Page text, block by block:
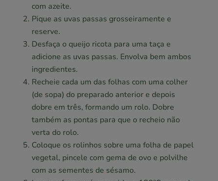
com azeite.
Pique as uvas passas grosseiramente e
reserve.
Desfaça o queijo ricota para uma taça e
adicione as uvas passas. Envolva bem ambos
ingredientes.
Recheie cada um das folhas com uma colher
(de sopa) do preparado anterior e depois
dobre em três, formando um rolo. Dobre
também as pontas para que o recheio não
verta do rolo.
Coloque os rolinhos sobre uma folha de papel
vegetal, pincele com gema de ovo e polvilhe
com as sementes de sésamo.